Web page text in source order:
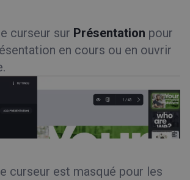
curseur sur Présentation pour
en cours ou en ouvrir
curseur est masqué pour les